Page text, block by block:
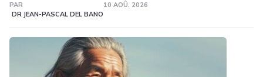
PAR
DR JEAN-PASCAL DEL BANO
10 AOÛ. 2026